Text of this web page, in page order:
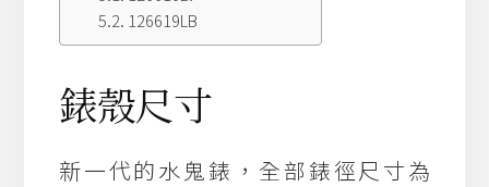
126619LB
錶殼尺寸
新一代的水鬼錶，全部錶徑尺寸為